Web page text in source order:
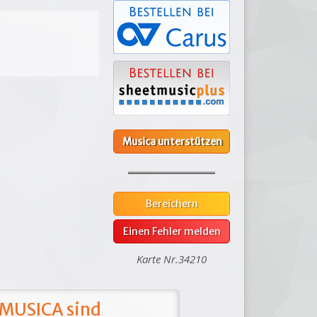
Musica unterstützen
Bereichern
Einen Fehler melden
Karte Nr.34210
sind